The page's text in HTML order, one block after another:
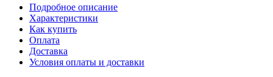
Подробное описание
Характеристики
Как купить
Оплата
Доставка
Условия оплаты и доставки